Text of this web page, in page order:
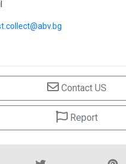
Contact US
Report